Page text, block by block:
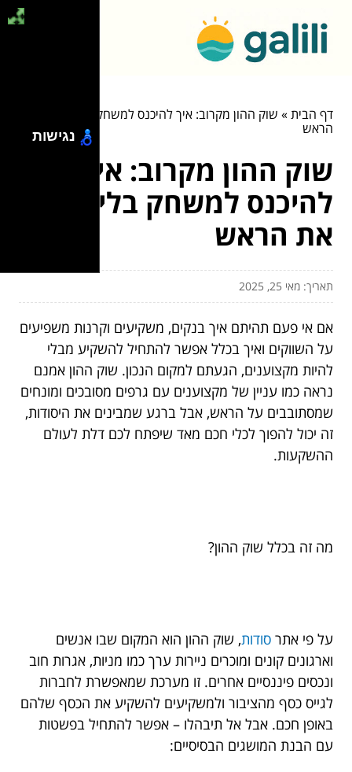
דף הבית» שוק ההון מקרוב: איך להיכנס למשחק בלי לאבד את
הראש
שוק ההון מקרוב: איך
להיכנס למשחק בלי לאבד
את הראש
תאריך: מאי 25, 2025
אם אי פעם תהיתם איך בנקים, משקיעים וקרנות משפיעים
על השווקים ואיך בכלל אפשר להתחיל להשקיע מבלי
להיות מקצוענים, הגעתם למקום הנכון. שוק ההון אמנם
נראה כמו עניין של מקצוענים עם גרפים מסובכים ומונחים
שמסתובבים על הראש, אבל ברגע שמבינים את היסודות,
זה יכול להפוך לכלי חכם מאד שיפתח לכם דלת לעולם
ההשקעות.
מה זה בכלל שוק ההון?
על פי אתר סודות, שוק ההון הוא המקום שבו אנשים
וארגונים קונים ומוכרים ניירות ערך כמו מניות, אגרות חוב
ונכסים פיננסיים אחרים. זו מערכת שמאפשרת לחברות
לגייס כסף מהציבור ולמשקיעים להשקיע את הכסף שלהם
באופן חכם. אבל אל תיבהלו – אפשר להתחיל בפשטות
עם הבנת המושגים הבסיסיים:
נגישות